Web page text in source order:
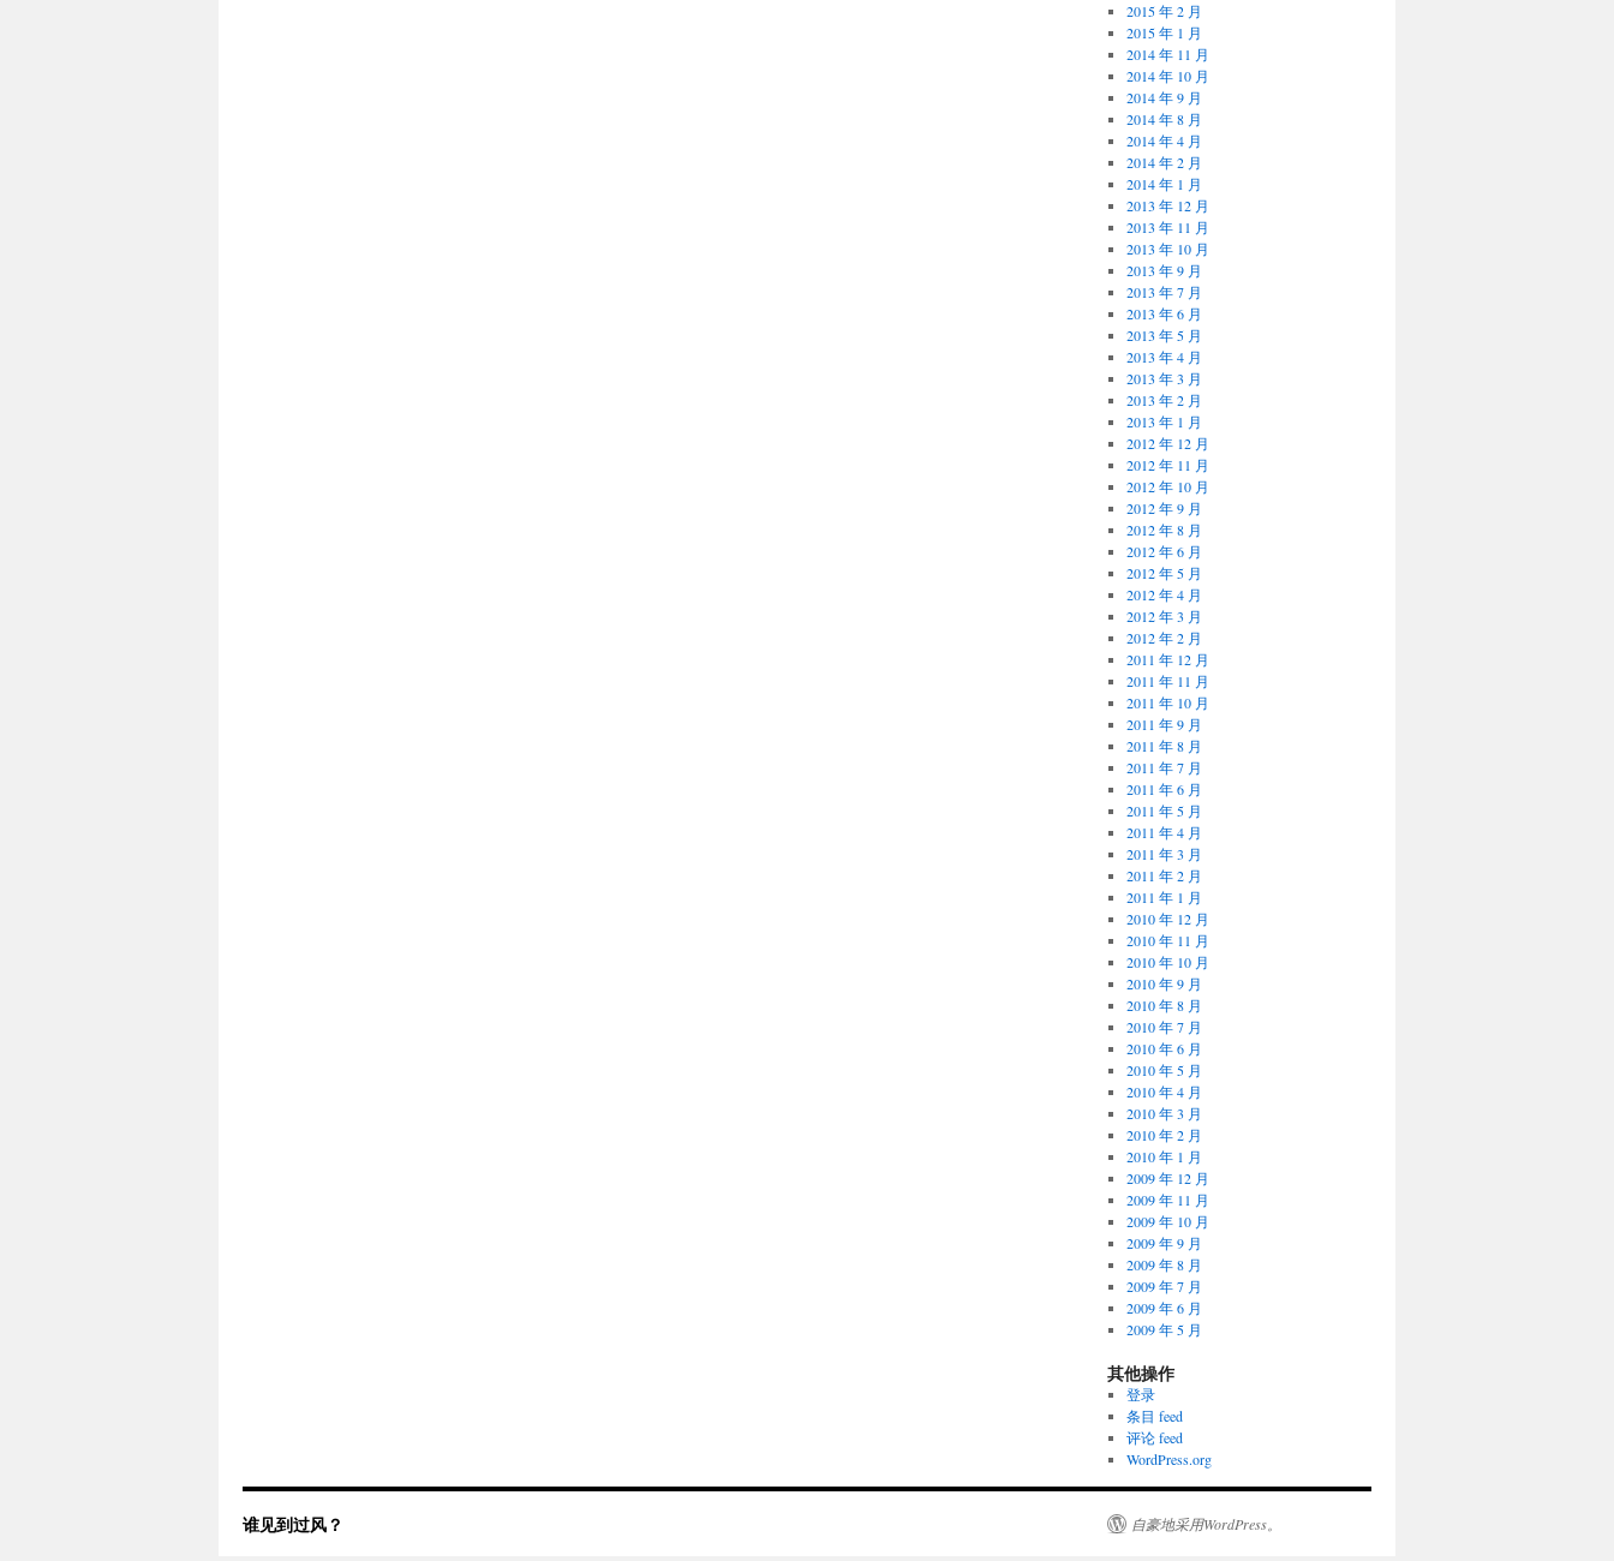
2015 年 2 月
2015 年 1 月
2014 年 11 月
2014 年 10 月
2014 年 9 月
2014 年 8 月
2014 年 4 月
2014 年 2 月
2014 年 1 月
2013 年 12 月
2013 年 11 月
2013 年 10 月
2013 年 9 月
2013 年 7 月
2013 年 6 月
2013 年 5 月
2013 年 4 月
2013 年 3 月
2013 年 2 月
2013 年 1 月
2012 年 12 月
2012 年 11 月
2012 年 10 月
2012 年 9 月
2012 年 8 月
2012 年 6 月
2012 年 5 月
2012 年 4 月
2012 年 3 月
2012 年 2 月
2011 年 12 月
2011 年 11 月
2011 年 10 月
2011 年 9 月
2011 年 8 月
2011 年 7 月
2011 年 6 月
2011 年 5 月
2011 年 4 月
2011 年 3 月
2011 年 2 月
2011 年 1 月
2010 年 12 月
2010 年 11 月
2010 年 10 月
2010 年 9 月
2010 年 8 月
2010 年 7 月
2010 年 6 月
2010 年 5 月
2010 年 4 月
2010 年 3 月
2010 年 2 月
2010 年 1 月
2009 年 12 月
2009 年 11 月
2009 年 10 月
2009 年 9 月
2009 年 8 月
2009 年 7 月
2009 年 6 月
2009 年 5 月
其他操作
登录
条目 feed
评论 feed
WordPress.org
谁见到过风？ 自豪地采用WordPress。